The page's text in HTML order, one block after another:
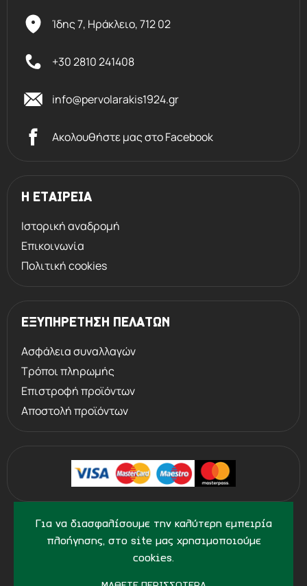
Για να διασφαλίσουμε την καλύτερη εμπειρία
πλοήγησης, στο site μας χρησιμοποιούμε
cookies.
Ίδης 7, Ηράκλειο,712 02
+30 2810 241408
info@pervolarakis1924.gr
Ακολουθήστε μας στο Facebook
Η ΕΤΑΙΡΕΙΑ
Ιστορική αναδρομή
Επικοινωνία
Πολιτική cookies
ΕΞΥΠΗΡΕΤΗΣΗ ΠΕΛΑΤΩΝ
Ασφάλεια συναλλαγών
Τρόποι πληρωμής
Επιστροφή προϊόντων
Αποστολή προϊόντων
© 2013 - 2026 PERVOLARAKIS1924.GR